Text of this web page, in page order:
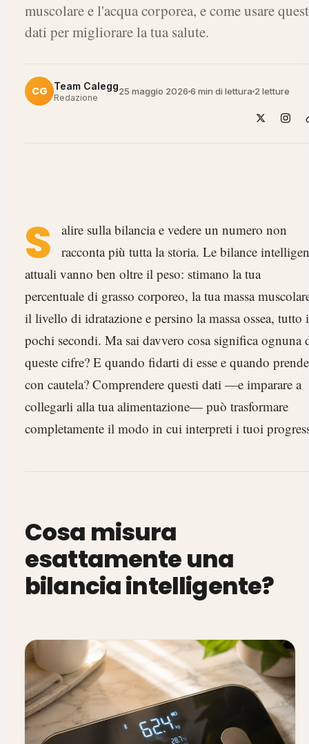
muscolare e l'acqua corporea, e come usare
dati per migliorare la tua salute.
CG Team Calegg
Redazione
25 maggio 2026 6 min di lettura 2 letture
S
alire sulla bilancia e vedere un numero non
racconta più tutta la storia. Le bilance
attuali vanno ben oltre il peso: stimano la tua
percentuale di grasso corporeo, la tua massa
il livello di idratazione e persino la massa ossea, tutto
pochi secondi. Ma sai davvero cosa significa ognuna
queste cifre? E quando fidarti di esse e quando
con cautela? Comprendere questi dati —e imparare a
collegarli alla tua alimentazione— può trasformare
completamente il modo in cui interpreti i tuoi
Cosa misura
esattamente una
bilancia intelligente?